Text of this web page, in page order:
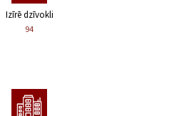
Izīrē dzīvokli
94